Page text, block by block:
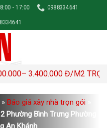
- 17:00
0988334641
Đ/M2 TRỌN GÓI
» Báo giá xây nhà trọn gói
Phường Bình Trưng Phường
An Khánh